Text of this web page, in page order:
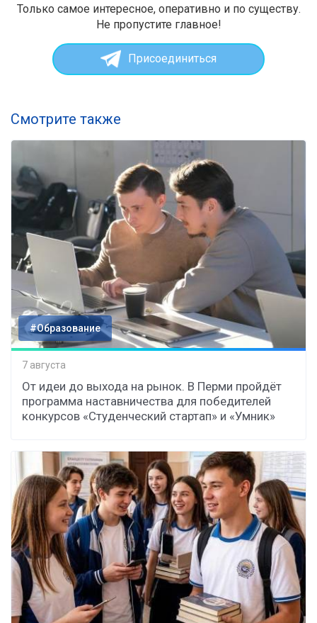
Только самое интересное, оперативно и по существу.
Не пропустите главное!
Присоединиться
Смотрите также
#Образование
7 августа
От идеи до выхода на рынок. В Перми пройдёт
программа наставничества для победителей
конкурсов «Студенческий стартап» и «Умник»